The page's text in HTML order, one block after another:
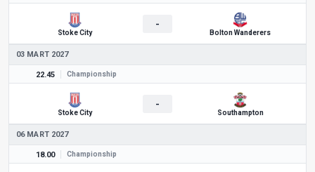
Stoke City
-
Bolton Wanderers
03 MART 2027
22.45 Championship
Stoke City
-
Southampton
06 MART 2027
18.00 Championship